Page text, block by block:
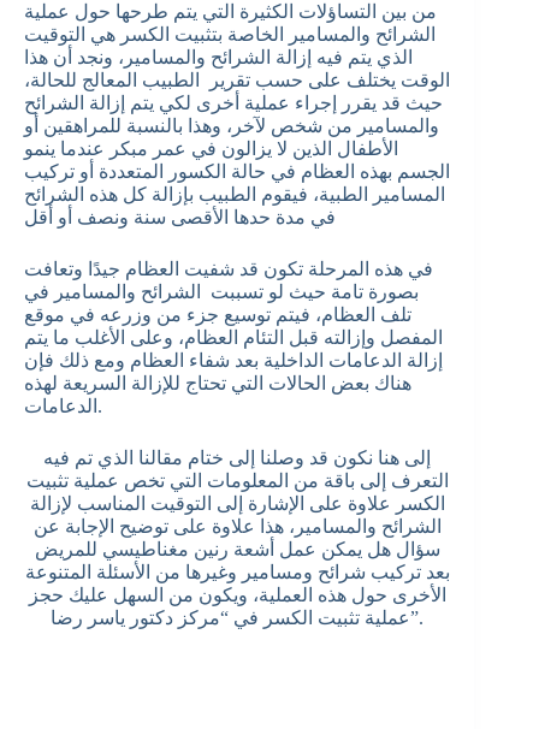
من بين التساؤلات الكثيرة التي يتم طرحها حول عملية
الشرائح والمسامير الخاصة بتثبيت الكسر هي التوقيت
الذي يتم فيه إزالة الشرائح والمسامير، ونجد أن هذا
الوقت يختلف على حسب تقرير الطبيب المعالج للحالة،
حيث قد يقرر إجراء عملية أخرى لكي يتم إزالة الشرائح
والمسامير من شخص لآخر، وهذا بالنسبة للمراهقين أو
الأطفال الذين لا يزالون في عمر مبكر عندما ينمو
الجسم بهذه العظام في حالة الكسور المتعددة أو تركيب
المسامير الطبية، فيقوم الطبيب بإزالة كل هذه الشرائح
في مدة حدها الأقصى سنة ونصف أو أقل
في هذه المرحلة تكون قد شفيت العظام جيدًا وتعافت
بصورة تامة حيث لو تسببت الشرائح والمسامير في
تلف العظام، فيتم توسيع جزء من وزرعه في موقع
المفصل وإزالته قبل التئام العظام، وعلى الأغلب ما يتم
إزالة الدعامات الداخلية بعد شفاء العظام ومع ذلك فإن
هناك بعض الحالات التي تحتاج للإزالة السريعة لهذه
الدعامات.
إلى هنا نكون قد وصلنا إلى ختام مقالنا الذي تم فيه
التعرف إلى باقة من المعلومات التي تخص عملية تثبيت
الكسر علاوة على الإشارة إلى التوقيت المناسب لإزالة
الشرائح والمسامير، هذا علاوة على توضيح الإجابة عن
سؤال هل يمكن عمل أشعة رنين مغناطيسي للمريض
بعد تركيب شرائح ومسامير وغيرها من الأسئلة المتنوعة
الأخرى حول هذه العملية، ويكون من السهل عليك حجز
عملية تثبيت الكسر في “مركز دكتور ياسر رضا”.